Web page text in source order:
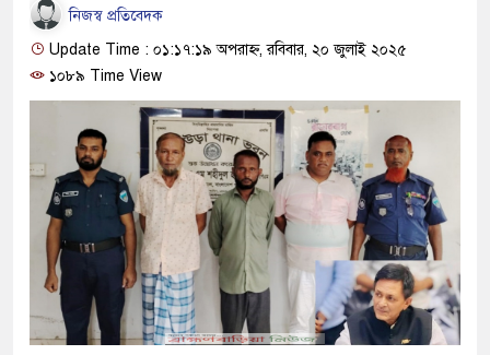
নিজস্ব প্রতিবেদক
Update Time : ০১:১৭:১৯ অপরাহ্ন, রবিবার, ২০ জুলাই ২০২৫
১০৮৯ Time View